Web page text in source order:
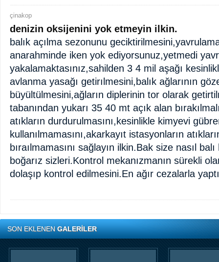
çinakop
denizin oksijenini yok etmeyin ilkin.
balık açılma sezonunu
anarahminde iken yok ediyorsunuz,yetmedi
yakalamaktasınız,sahilden 3 4 mil aşağı
avlanma yasağı getirılmesini,balık ağlarının
büyültülmesini,ağların diplerinin tor olarak
tabanından yukarı 35 40 mt açık alan
atıkların durdurulmasını,kesinlikle kimyevi
kullanılmamasını,akarkayıt istasyonların
bıraılmamasını sağlayın ilkin.Bak size nasıl
boğarız sizleri.Kontrol mekanızmanın sürekli
dolaşıp kontrol edilmesini.En ağır cezalarla
SON EKLENENGALERİLER